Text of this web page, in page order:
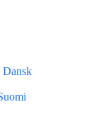
Dansk